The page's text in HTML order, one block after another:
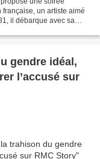
un artiste aimé
il débarque avec sa
gendre idéal,
l’accusé sur